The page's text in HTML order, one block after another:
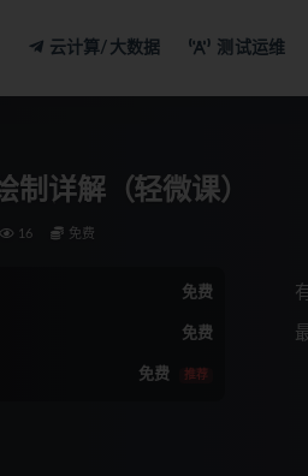
云计算/大数据 测试运维
制详解（轻微课）
16 免费
免费
免费
免费 推荐